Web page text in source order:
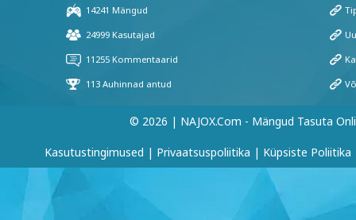
© 2026 | NAJOX.com - Mängud Tasuta
Kasutustingimused | Privaatsuspoliitika | Küpsiste Poliitika